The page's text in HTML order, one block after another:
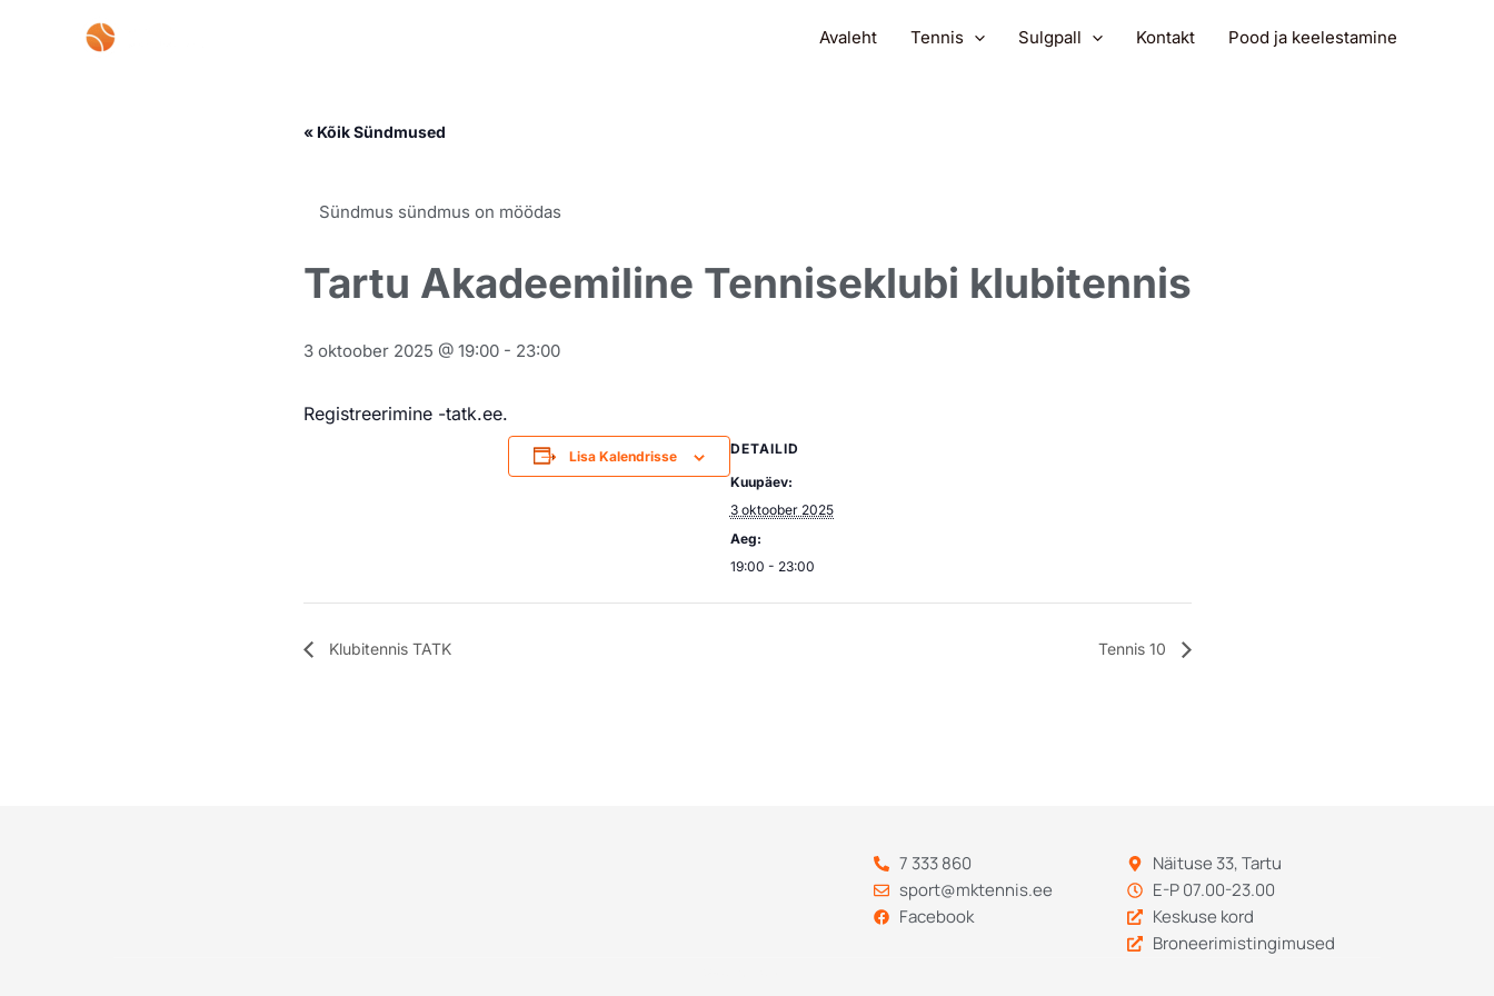
Avaleht Tennis Sulgpall Kontakt Pood ja keelestamine
« Kõik Sündmused
Sündmus sündmus on möödas
Tartu Akadeemiline Tenniseklubi klubitennis
3 oktoober 2025 @ 19:00- 23:00
Registreerimine -tatk.ee.
Lisa Kalendrisse
DETAILID
Kuupäev:
3 oktoober 2025
Aeg:
19:00 - 23:00
Klubitennis TATK Tennis 10
7 333 860
sport@mktennis.ee
Facebook
Näituse 33, Tartu
E-P 07.00-23.00
Keskuse kord
Broneerimistingimused